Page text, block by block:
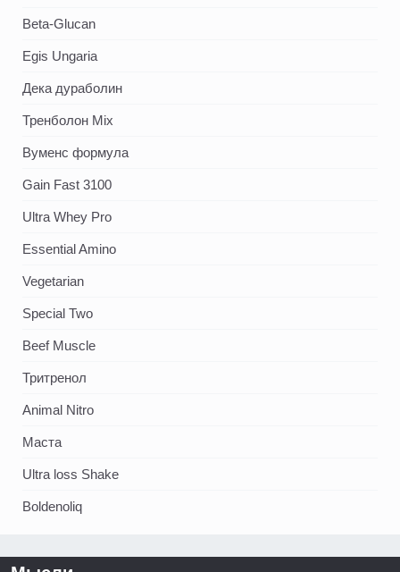
Beta-Glucan
Egis Ungaria
Дека дураболин
Тренболон Mix
Вуменс формула
Gain Fast 3100
Ultra Whey Pro
Essential Amino
Vegetarian
Special Two
Beef Muscle
Тритренол
Animal Nitro
Маста
Ultra loss Shake
Boldenoliq